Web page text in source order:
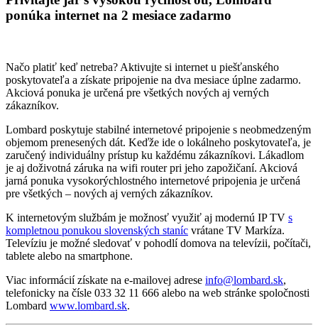
ponúka internet na 2 mesiace zadarmo
Načo platiť keď netreba? Aktivujte si internet u piešťanského
poskytovateľa a získate pripojenie na dva mesiace úplne zadarmo.
Akciová ponuka je určená pre všetkých nových aj verných
zákazníkov.
Lombard poskytuje stabilné internetové pripojenie s neobmedzeným
objemom prenesených dát. Keďže ide o lokálneho poskytovateľa, je
zaručený individuálny prístup ku každému zákazníkovi. Lákadlom
je aj doživotná záruka na wifi router pri jeho zapožičaní. Akciová
jarná ponuka vysokorýchlostného internetové pripojenia je určená
pre všetkých – nových aj verných zákazníkov.
K internetovým službám je možnosť využiť aj modernú IP TV s
kompletnou ponukou slovenských staníc vrátane TV Markíza.
Televíziu je možné sledovať v pohodlí domova na televízii, počítači,
tablete alebo na smartphone.
Viac informácií získate na e-mailovej adrese info@lombard.sk,
telefonicky na čísle 033 32 11 666 alebo na web stránke spoločnosti
Lombard www.lombard.sk.